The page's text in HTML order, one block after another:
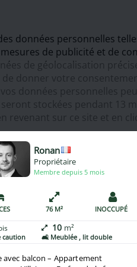
données personnelles
de publicité et de
de géolocalisation
donner votre
données personnelles
stockées pendant 13
revenant sur ce site et en
Espace Pro
Ronan
Propriétaire
Membre depuis 5 mois
76 M² INOCCUPÉ
10 m²
caution 🛋️ Meublée , lit double
avec balcon – Appartement
Mes